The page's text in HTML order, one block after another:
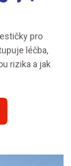
pro
léčba,
rizika a jak